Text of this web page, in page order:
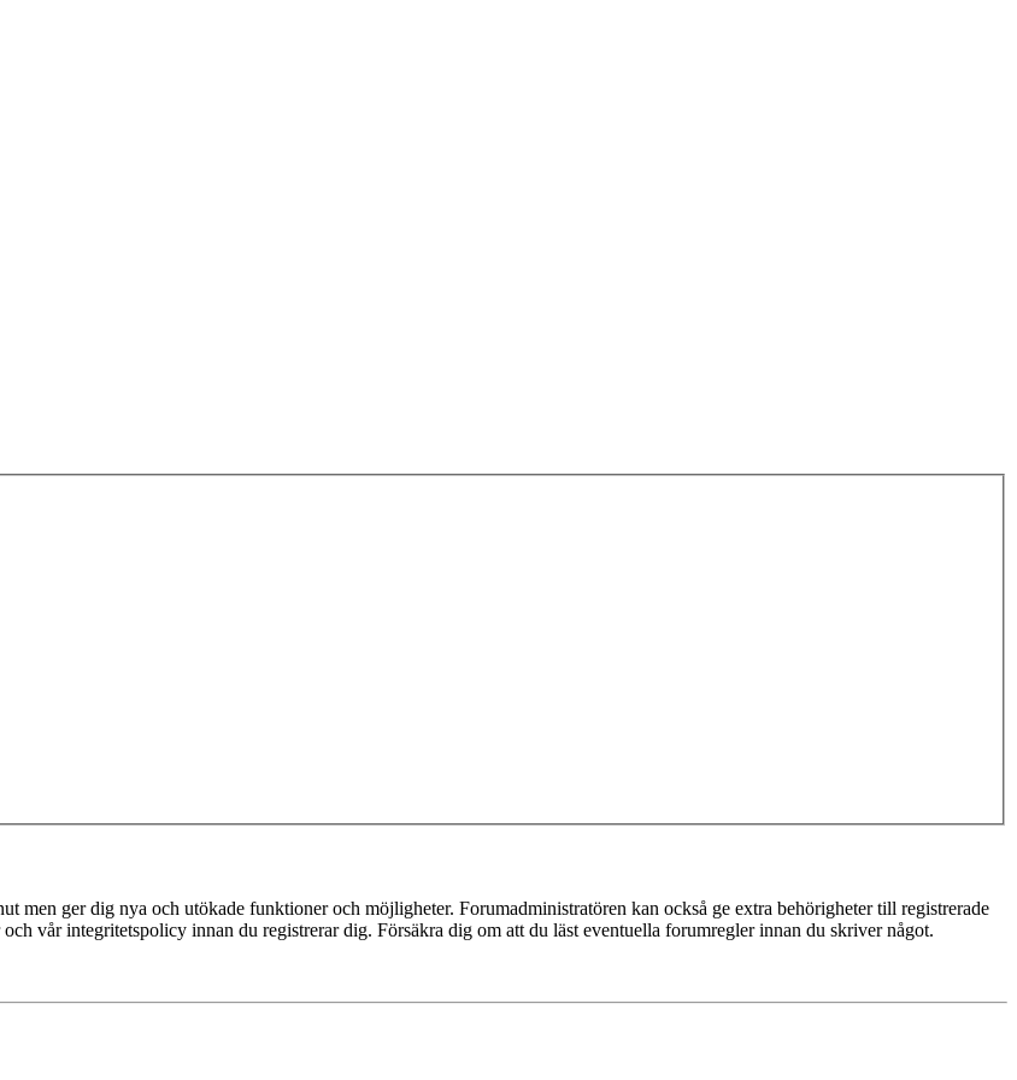
men ger dig nya och utökade funktioner och möjligheter. Forumadministratören kan också ge extra behörigheter till registrerade
vår integritetspolicy innan du registrerar dig. Försäkra dig om att du läst eventuella forumregler innan du skriver något.